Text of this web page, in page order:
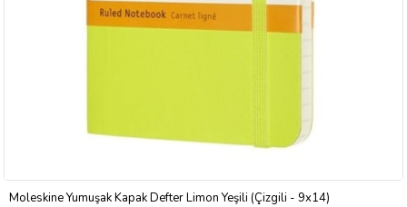
Moleskine Yumuşak Kapak Defter Limon Yeşili (Çizgili - 9x14)